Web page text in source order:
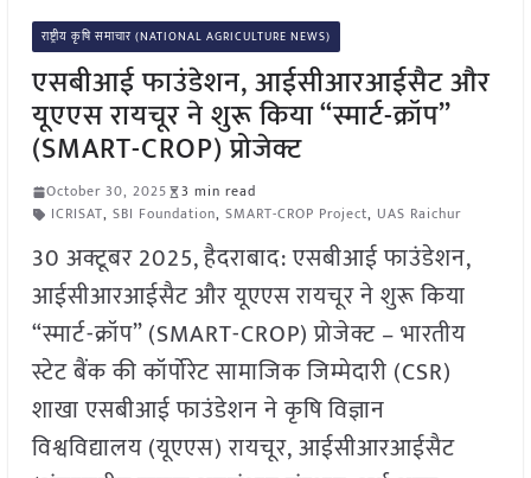
राष्ट्रीय कृषि समाचार (NATIONAL AGRICULTURE NEWS)
एसबीआई फाउंडेशन, आईसीआरआईसैट और
यूएएस रायचूर ने शुरू किया “स्मार्ट-क्रॉप”
(SMART-CROP) प्रोजेक्ट
October 30, 2025
3 min read
ICRISAT, SBI Foundation, SMART-CROP Project, UAS Raichur
30 अक्टूबर 2025, हैदराबाद: एसबीआई फाउंडेशन,
आईसीआरआईसैट और यूएएस रायचूर ने शुरू किया
“स्मार्ट-क्रॉप” (SMART-CROP) प्रोजेक्ट – भारतीय
स्टेट बैंक की कॉर्पोरेट सामाजिक जिम्मेदारी (CSR)
शाखा एसबीआई फाउंडेशन ने कृषि विज्ञान
विश्वविद्यालय (यूएएस) रायचूर, आईसीआरआईसैट